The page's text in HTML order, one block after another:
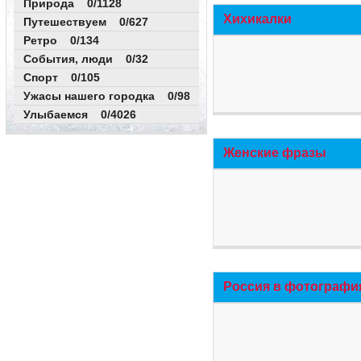
Природа 0/1128
Путешествуем 0/627
Ретро 0/134
События, люди 0/32
Спорт 0/105
Ужасы нашего городка 0/98
Улыбаемся 0/4026
Хихикалки
Женские фразы
Россия в